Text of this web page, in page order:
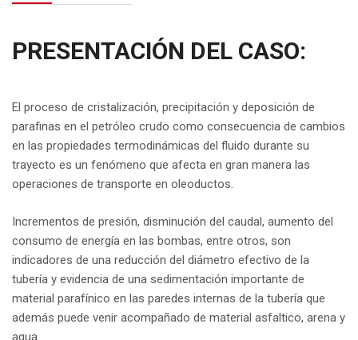
PRESENTACIÓN DEL CASO:
El proceso de cristalización, precipitación y deposición de
parafinas en el petróleo crudo como consecuencia de cambios
en las propiedades termodinámicas del fluido durante su
trayecto es un fenómeno que afecta en gran manera las
operaciones de transporte en oleoductos.
Incrementos de presión, disminución del caudal, aumento del
consumo de energía en las bombas, entre otros, son
indicadores de una reducción del diámetro efectivo de la
tubería y evidencia de una sedimentación importante de
material parafínico en las paredes internas de la tubería que
además puede venir acompañado de material asfaltico, arena y
agua.